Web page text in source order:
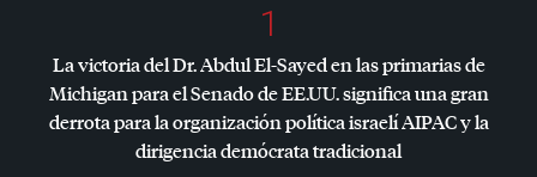
1
La victoria del Dr. Abdul El-Sayed en las primarias de
Michigan para el Senado de EE.UU. significa una gran
derrota para la organización política israelíAIPACy la
dirigencia demócrata tradicional